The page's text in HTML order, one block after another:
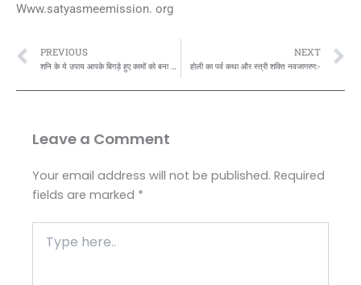
Www.satyasmeemission. org
Prev
PREVIOUS
शनि के ये उपाय आपके बिगड़े हुए कामों को बना सकते हैं,बता रहें है स्वामी सत्येंद्र सत्यसाहिब जी…
NEXT
होली का पर्व कथा और स्त्री शक्ति नवजागरण:-
Leave a Comment
Your email address will not be published. Required
fields are marked *
here..